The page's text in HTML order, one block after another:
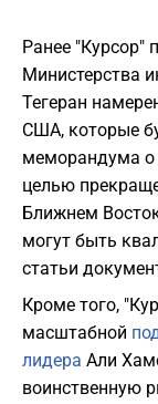
Ранее "Курсор"
Министерства
Тегеран
США, которые
меморандума о
целью
Ближнем
могут быть
статьи
Кроме того,
масштабной
лидера Али
воинственную